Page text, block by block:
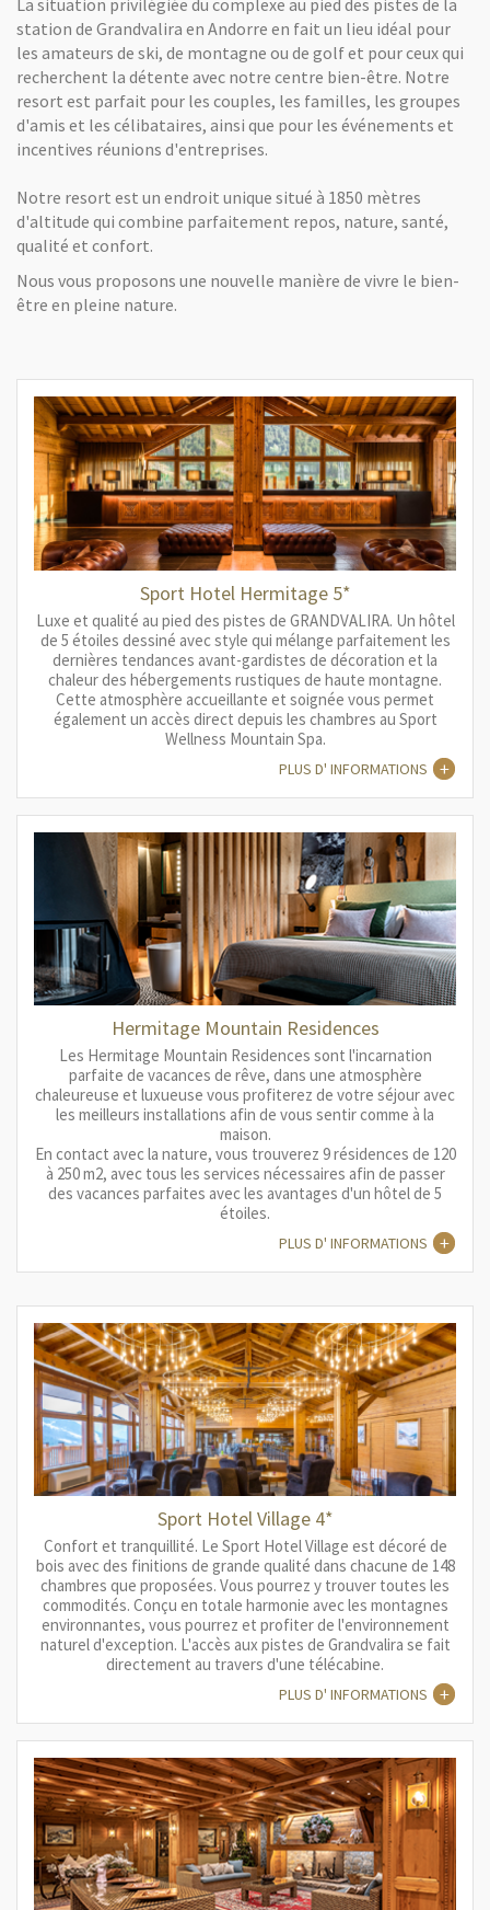
La situation privilégiée du complexe au pied des pistes de la
station de Grandvalira en Andorre en fait un lieu idéal pour
les amateurs de ski, de montagne ou de golf et pour ceux qui
recherchent la détente avec notre centre bien-être. Notre
resort est parfait pour les couples, les familles, les groupes
d'amis et les célibataires, ainsi que pour les événements et
incentives réunions d'entreprises.
Notre resort est un endroit unique situé à 1850 mètres
d'altitude qui combine parfaitement repos, nature, santé,
qualité et confort.
Nous vous proposons une nouvelle manière de vivre le bien-
être en pleine nature.
Sport Hotel Hermitage 5*
Luxe et qualité au pied des pistes de GRANDVALIRA. Un hôtel
de 5 étoiles dessiné avec style qui mélange parfaitement les
dernières tendances avant-gardistes de décoration et la
chaleur des hébergements rustiques de haute montagne.
Cette atmosphère accueillante et soignée vous permet
également un accès direct depuis les chambres au Sport
Wellness Mountain Spa.
PLUS D' INFORMATIONS
Hermitage Mountain Residences
Les Hermitage Mountain Residences sont l'incarnation
parfaite de vacances de rêve, dans une atmosphère
chaleureuse et luxueuse vous profiterez de votre séjour avec
les meilleurs installations afin de vous sentir comme à la
maison.
En contact avec la nature, vous trouverez 9 résidences de 120
à 250 m2, avec tous les services nécessaires afin de passer
des vacances parfaites avec les avantages d'un hôtel de 5
étoiles.
PLUS D' INFORMATIONS
Sport Hotel Village 4*
Confort et tranquillité. Le Sport Hotel Village est décoré de
bois avec des finitions de grande qualité dans chacune de 148
chambres que proposées. Vous pourrez y trouver toutes les
commodités. Conçu en totale harmonie avec les montagnes
environnantes, vous pourrez et profiter de l'environnement
naturel d'exception. L'accès aux pistes de Grandvalira se fait
directement au travers d'une télécabine.
PLUS D' INFORMATIONS